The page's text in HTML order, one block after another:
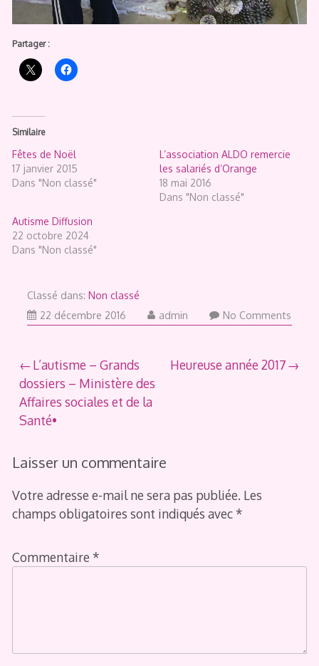
Partager :
Similaire
Fêtes de Noël
17 janvier 2015
Dans "Non classé"
L’association ALDO remercie
les salariés d’Orange
18 mai 2016
Dans "Non classé"
Autisme Diffusion
22 octobre 2024
Dans "Non classé"
Classé dans: Non classé
22 décembre 201623
admin No Comments
Navigation
de
l’article
L’autisme – Grands
dossiers – Ministère des
Affaires sociales et de la
Santé•
Heureuse année 2017
Laisser un commentaire
Votre adresse e-mail ne sera pas publiée. Les
champs obligatoires sont indiqués avec *
Commentaire *